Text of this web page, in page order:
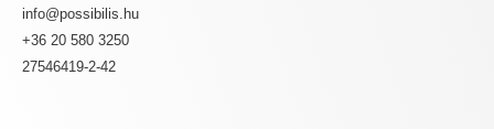
info@possibilis.hu
+36 20 580 3250
27546419-2-42